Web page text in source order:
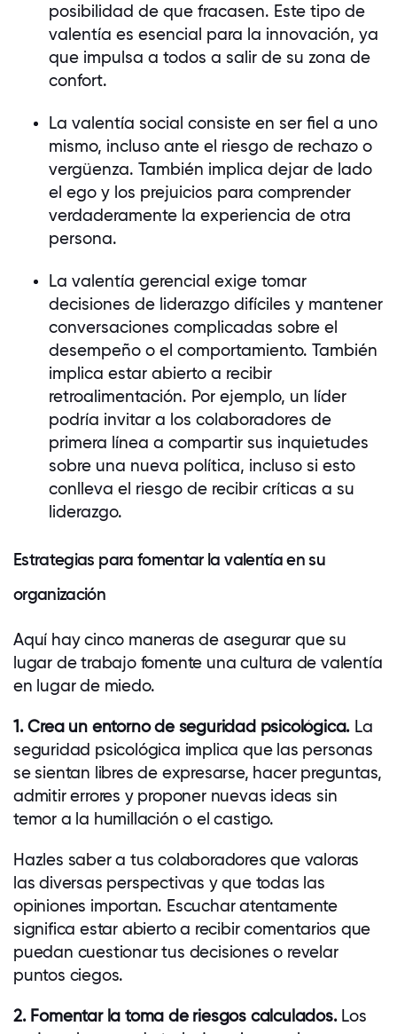
posibilidad de que fracasen. Este tipo de
valentía es esencial para la innovación, ya
que impulsa a todos a salir de su zona de
confort.
La valentía social consiste en ser fiel a uno
mismo, incluso ante el riesgo de rechazo o
vergüenza. También implica dejar de lado
el ego y los prejuicios para comprender
verdaderamente la experiencia de otra
persona.
La valentía gerencial exige tomar
decisiones de liderazgo difíciles y mantener
conversaciones complicadas sobre el
desempeño o el comportamiento. También
implica estar abierto a recibir
retroalimentación. Por ejemplo, un líder
podría invitar a los colaboradores de
primera línea a compartir sus inquietudes
sobre una nueva política, incluso si esto
conlleva el riesgo de recibir críticas a su
liderazgo.
Estrategias para fomentar la valentía en su
organización
Aquí hay cinco maneras de asegurar que su
lugar de trabajo fomente una cultura de valentía
en lugar de miedo.
1. Crea un entorno de seguridad psicológica. La
seguridad psicológica implica que las personas
se sientan libres de expresarse, hacer preguntas,
admitir errores y proponer nuevas ideas sin
temor a la humillación o el castigo.
Hazles saber a tus colaboradores que valoras
las diversas perspectivas y que todas las
opiniones importan. Escuchar atentamente
significa estar abierto a recibir comentarios que
puedan cuestionar tus decisiones o revelar
puntos ciegos.
2. Fomentar la toma de riesgos calculados. Los